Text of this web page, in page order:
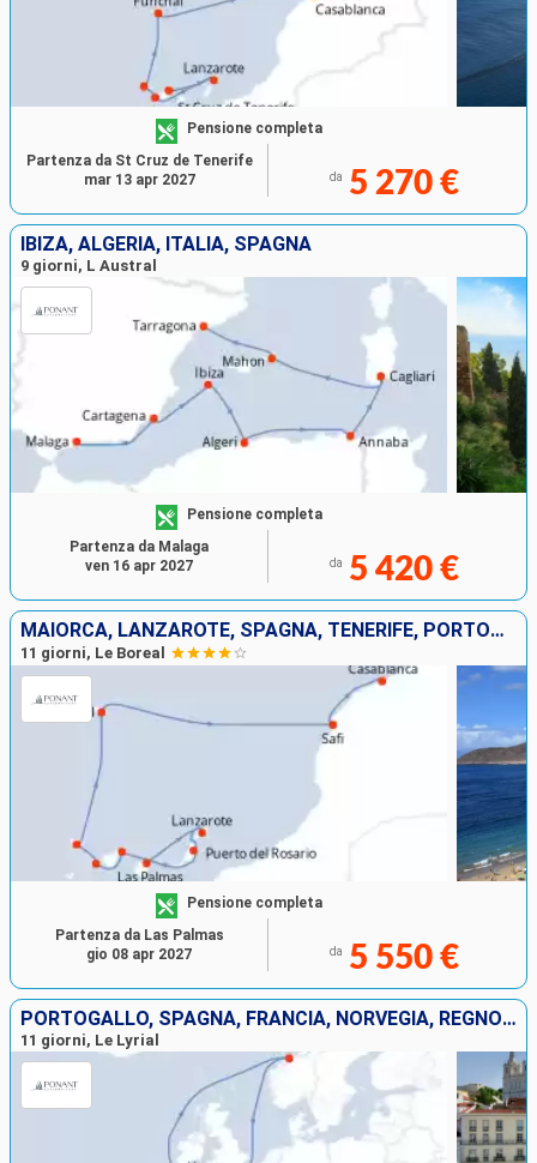
Pensione completa
da 5 270 €
Partenza da St Cruz de Tenerife
mar 13 apr 2027
IBIZA, ALGERIA, ITALIA, SPAGNA
9 giorni, L Austral
Pensione completa
da 5 420 €
Partenza da Malaga
ven 16 apr 2027
MAIORCA, LANZAROTE, SPAGNA, TENERIFE, PORTOGALLO, MAROCCO
11 giorni, Le Boreal
Pensione completa
da 5 550 €
Partenza da Las Palmas
gio 08 apr 2027
PORTOGALLO, SPAGNA, FRANCIA, NORVEGIA, REGNO UNITO
11 giorni, Le Lyrial